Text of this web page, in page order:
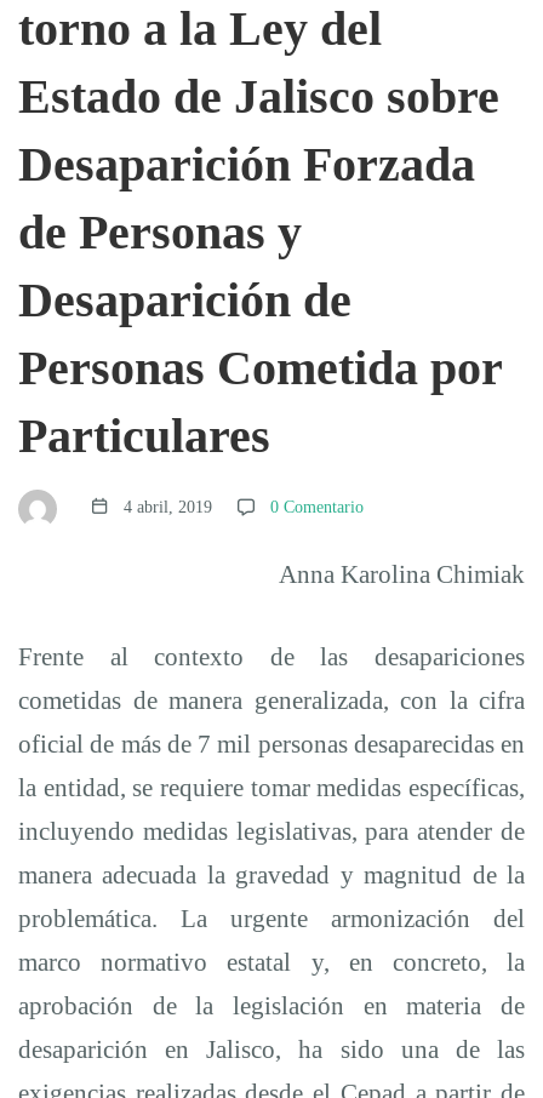
la
Mesa
de
Diálogo
Participativo
en
torno
la
Ley
del
Estado
de
torno a la Ley del
Estado de Jalisco sobre
Desaparición Forzada
de Personas y
Desaparición de
Personas Cometida por
Particulares
4 abril, 2019 0 Comentario
Anna Karolina Chimiak
Frente al contexto de las desapariciones
cometidas de manera generalizada, con la cifra
oficial de más de 7 mil personas desaparecidas en
la entidad, se requiere tomar medidas específicas,
incluyendo medidas legislativas, para atender de
manera adecuada la gravedad y magnitud de la
problemática. La urgente armonización del
marco normativo estatal y, en concreto, la
aprobación de la legislación en materia de
desaparición en Jalisco, ha sido una de las